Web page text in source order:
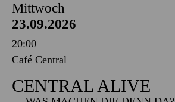
Mittwoch
23.09.2026
20:00
Café Central
CENTRAL ALIVE